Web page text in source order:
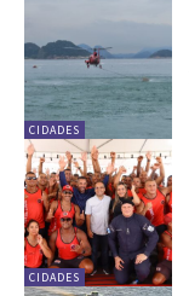
CIDADES
CIDADES